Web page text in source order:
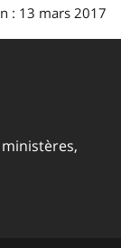
: 13 mars 2017